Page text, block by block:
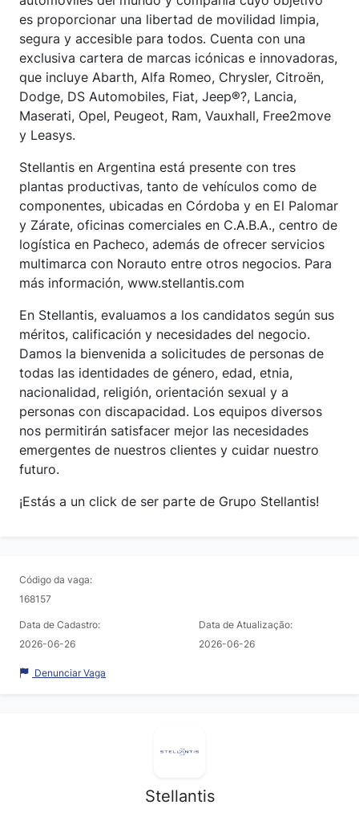
es proporcionar una libertad de movilidad limpia,
segura y accesible para todos. Cuenta con una
exclusiva cartera de marcas icónicas e innovadoras,
que incluye Abarth, Alfa Romeo, Chrysler, Citroën,
Dodge, DS Automobiles, Fiat, Jeep®?, Lancia,
Maserati, Opel, Peugeot, Ram, Vauxhall, Free2move
y Leasys.
Stellantis en Argentina está presente con tres
plantas productivas, tanto de vehículos como de
componentes, ubicadas en Córdoba y en El Palomar
y Zárate, oficinas comerciales en C.A.B.A., centro de
logística en Pacheco, además de ofrecer servicios
multimarca con Norauto entre otros negocios. Para
más información, www.stellantis.com
En Stellantis, evaluamos a los candidatos según sus
méritos, calificación y necesidades del negocio.
Damos la bienvenida a solicitudes de personas de
todas las identidades de género, edad, etnia,
nacionalidad, religión, orientación sexual y a
personas con discapacidad. Los equipos diversos
nos permitirán satisfacer mejor las necesidades
emergentes de nuestros clientes y cuidar nuestro
futuro.
¡Estás a un click de ser parte de Grupo Stellantis!
Código da vaga:
168157
Data de Cadastro:
2026-06-26
Data de Atualização:
2026-06-26
Denunciar Vaga
Stellantis